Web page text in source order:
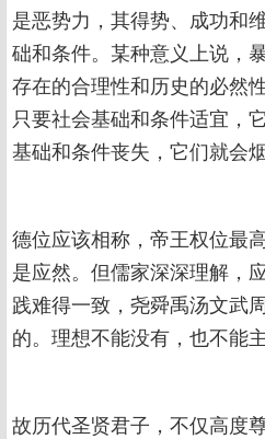
是恶势力，其得势、成功和
础和条件。某种意义上说，
存在的合理性和历史的必然
只要社会基础和条件适宜，
基础和条件丧失，它们就会
德位应该相称，帝王权位最
是应然。但儒家深深理解，
践难得一致，尧舜禹汤文武
的。理想不能没有，也不能主
故历代圣贤君子，不仅高度